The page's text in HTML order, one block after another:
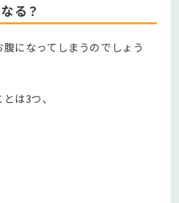
る？
になってしまうのでしょう
は3つ、